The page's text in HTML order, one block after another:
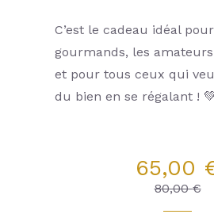
C’est le cadeau idéal
gourmands, les
et pour tous ceux qui
du bien en se régalant ! 💚
80,00€
Le
prix
65,00
Le
prix